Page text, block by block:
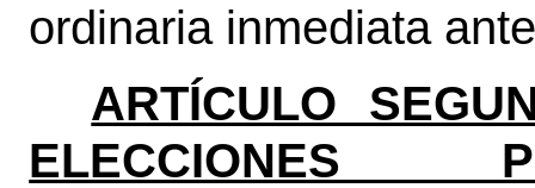
ordinaria inmediata
ARTÍCULO
ELECCIONES